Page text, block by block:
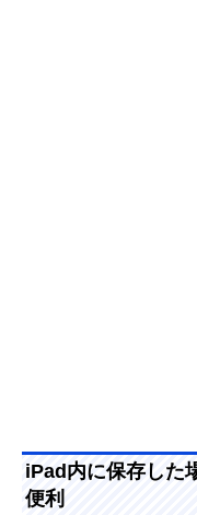
iPad内に保存した
便利